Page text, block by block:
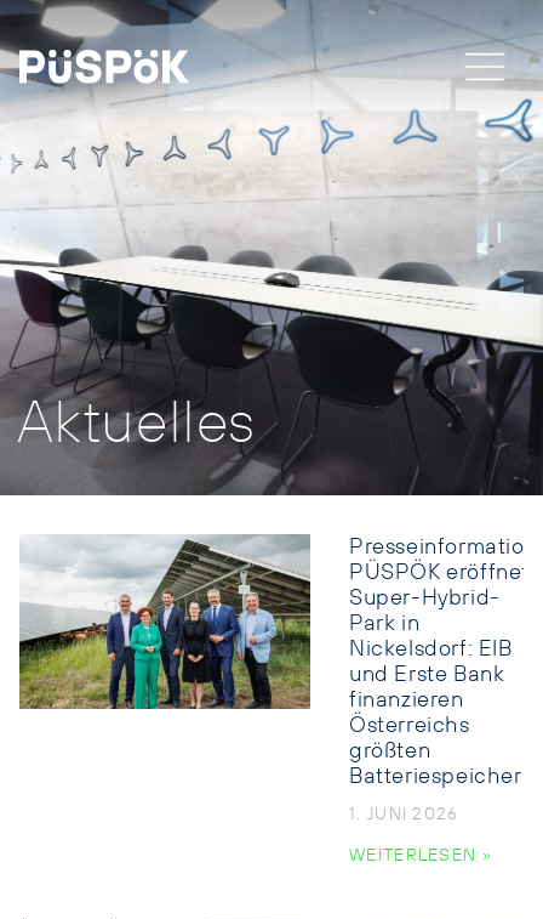
Aktuelles
Presseinformation:
PÜSPÖK eröffnet
Super-Hybrid-
Park in
Nickelsdorf: EIB
und Erste Bank
finanzieren
Österreichs
größten
Batteriespeicher
1. JUNI 2026
WEITERLESEN »